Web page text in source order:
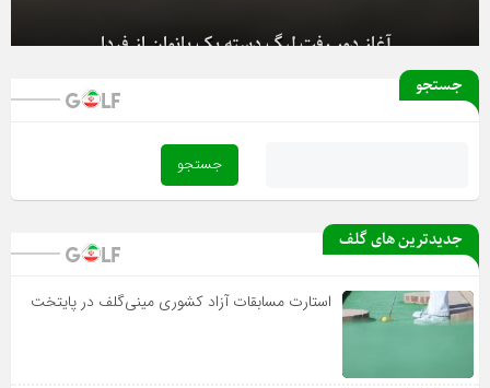
جستجو
جدیدترین های گلف
استارت مسابقات آزاد کشوری مینی‌گلف در پایتخت